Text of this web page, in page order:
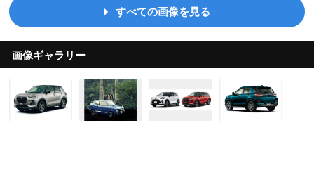
すべての画像を見る
画像ギャラリー